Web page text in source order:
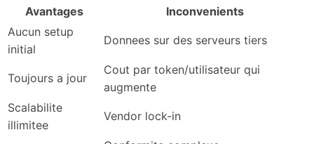
Avantages
Inconvenients
Aucun setup
initial
Donnees sur des serveurs tiers
Toujours a jour
Cout par token/utilisateur qui
augmente
Scalabilite
illimitee
Vendor lock-in